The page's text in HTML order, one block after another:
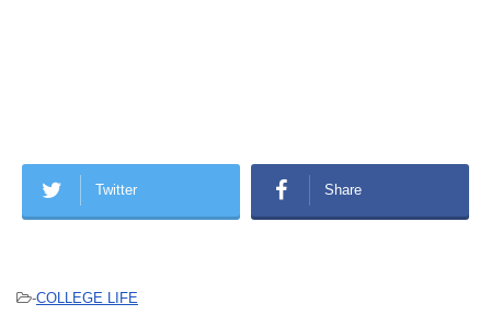
Twitter Share
-COLLEGE LIFE